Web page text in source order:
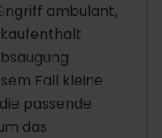
ambulant,
Fall kleine
passende
das